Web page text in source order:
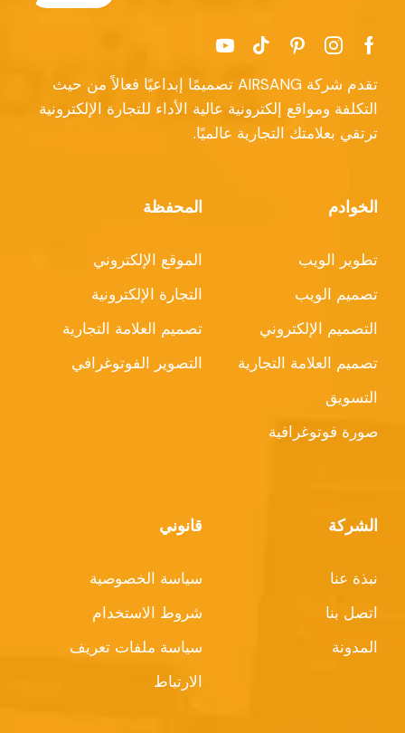
تقدم شركة AIRSANG تصميمًا إبداعيًا فعالاً من حيث
التكلفة ومواقع إلكترونية عالية الأداء للتجارة الإلكترونية
ترتقي بعلامتك التجارية عالميًا.
الخوادم
تطوير الويب
تصميم الويب
التصميم الإلكتروني
تصميم العلامة التجارية
التسويق
صورة فوتوغرافية
المحفظة
الموقع الإلكتروني
التجارة الإلكترونية
تصميم العلامة التجارية
التصوير الفوتوغرافي
الشركة
نبذة عنا
اتصل بنا
المدونة
قانوني
سياسة الخصوصية
شروط الاستخدام
سياسة ملفات تعريف
الارتباط